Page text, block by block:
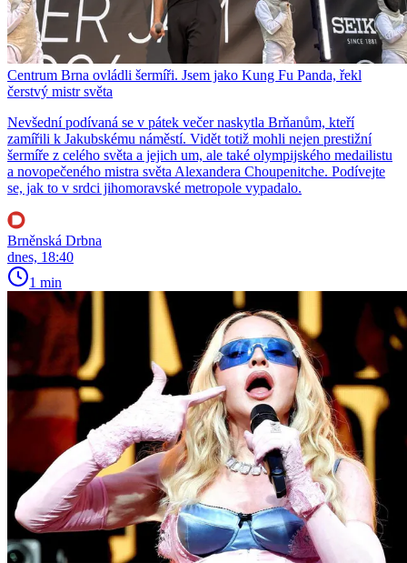
Centrum Brna ovládli šermíři. Jsem jako Kung Fu Panda, řekl
čerstvý mistr světa
Nevšední podívaná se v pátek večer naskytla Brňanům, kteří
zamířili k Jakubskému náměstí. Vidět totiž mohli nejen prestižní
šermíře z celého světa a jejich um, ale také olympijského medailistu
a novopečeného mistra světa Alexandera Choupenitche. Podívejte
se, jak to v srdci jihomoravské metropole vypadalo.
Brněnská Drbna
dnes, 18:40
1 min